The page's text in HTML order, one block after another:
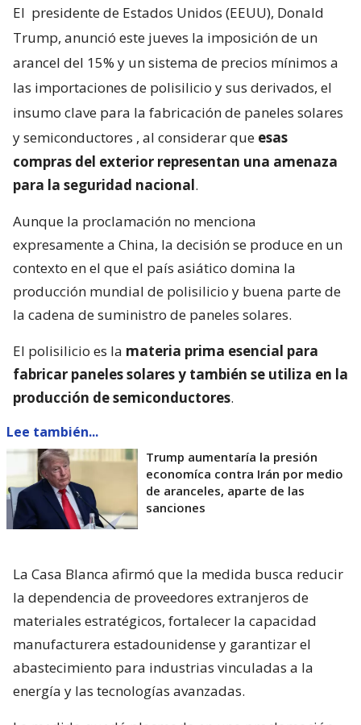
El presidente de Estados Unidos (EEUU), Donald
Trump, anunció este jueves la imposición de un
arancel del 15% y un sistema de precios mínimos a
las importaciones de polisilicio y sus derivados, el
insumo clave para la fabricación de paneles solares
y semiconductores , al considerar que esas
compras del exterior representan una amenaza
para la seguridad nacional.
Aunque la proclamación no menciona
expresamente a China, la decisión se produce en un
contexto en el que el país asiático domina la
producción mundial de polisilicio y buena parte de
la cadena de suministro de paneles solares.
El polisilicio es la materia prima esencial para
fabricar paneles solares y también se utiliza en la
producción de semiconductores.
Lee también...
Trump aumentaría la presión
economíca contra Irán por medio
de aranceles, aparte de las
sanciones
La Casa Blanca afirmó que la medida busca reducir
la dependencia de proveedores extranjeros de
materiales estratégicos, fortalecer la capacidad
manufacturera estadounidense y garantizar el
abastecimiento para industrias vinculadas a la
energía y las tecnologías avanzadas.